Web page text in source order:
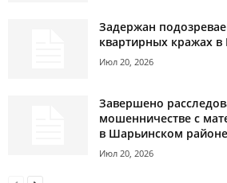
Задержан
квартирных кражах в
Июл 20, 2026
Завершено
мошенничестве с
в Шарьинском районе
Июл 20, 2026